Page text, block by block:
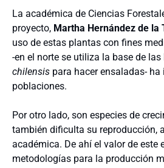
La académica de Ciencias
proyecto, Martha Hernández de la
uso de estas plantas con fines
-en el norte se utiliza la base de las
chilensis para hacer ensaladas-
poblaciones.
Por otro lado, son especies de
también dificulta su reproducción,
académica. De ahí el valor de este
metodologías para la producción